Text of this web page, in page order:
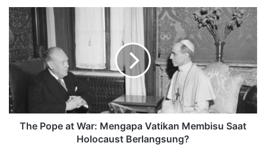
The Pope at War: Mengapa Vatikan Membisu Saat
Holocaust Berlangsung?